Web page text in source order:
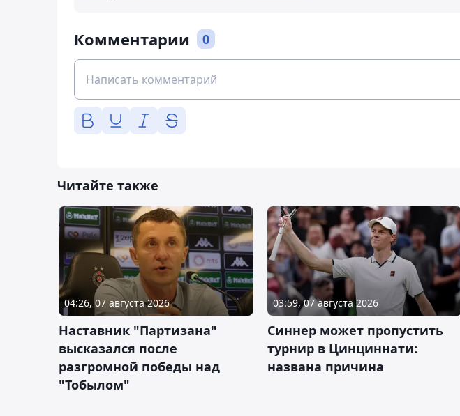
Комментарии 0
Читайте также
04:26, 07 августа 2026
Наставник "Партизана"
высказался после
разгромной победы над
"Тобылом"
03:59, 07 августа 2026
Синнер может пропустить
турнир в Цинциннати:
названа причина